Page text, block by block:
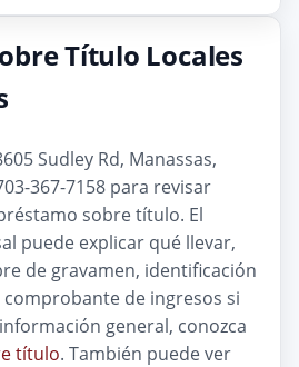
Título Locales
Sudley Rd, Manassas,
367-7158 para revisar
sobre título. El
puede explicar qué llevar,
de gravamen, identificación
de ingresos si
general, conozca
título. También puede ver